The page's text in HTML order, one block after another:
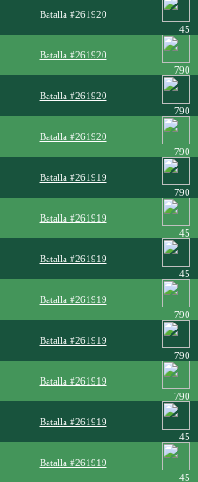
Batalla #261920
45
Batalla #261920
790
Batalla #261920
790
Batalla #261920
790
Batalla #261919
790
Batalla #261919
45
Batalla #261919
45
Batalla #261919
790
Batalla #261919
790
Batalla #261919
790
Batalla #261919
45
Batalla #261919
45